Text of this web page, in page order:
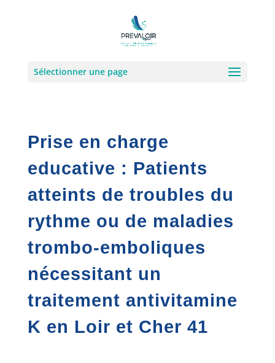
Sélectionner une page
Prise en charge
educative : Patients
atteints de troubles du
rythme ou de maladies
trombo-emboliques
nécessitant un
traitement antivitamine
K en Loir et Cher 41